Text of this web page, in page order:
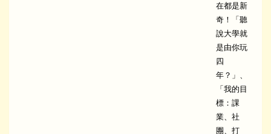
在都是新
奇！「聽
說大學就
是由你玩
四
年？」、
「我的目
標：課
業、社
團、打